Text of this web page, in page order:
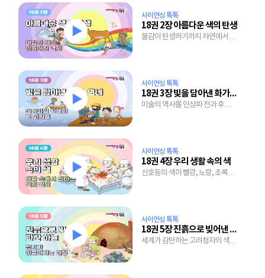
사이언싱 톡톡
18권 2장 아름다운 색의 탄생
물감이 탄생하기까지 자연에서
사이언싱 톡톡
18권 3장 빛을 담아낸 화가, 모네
미술의 역사를 인상파 전과 후로
사이언싱 톡톡
18권 4장 우리 생활 속의 색
신호등의 색이 빨강, 노랑, 초록인
사이언싱 톡톡
18권 5장 진흙으로 빚어낸 파란 하늘
세계가 감탄하는 고려청자의 색은